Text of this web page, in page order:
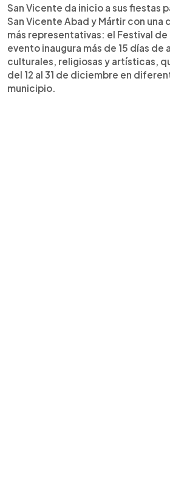
Escuchar artículo
San Vicente inicia sus fiestas
31 de diciembre con el
Indios. El evento principal se
en el Parque Cañas II a las 8:00
participación de Salsa Kids
Marito Rivera, Banda La
entre otros. Las entradas tienen
en preventa y $15 el día del
San Vicente da inicio a sus fiestas
San Vicente Abad y Mártir con una
más representativas: el Festival de
evento inaugura más de 15 días de
culturales, religiosas y artísticas,
del 12 al 31 de diciembre en
municipio.